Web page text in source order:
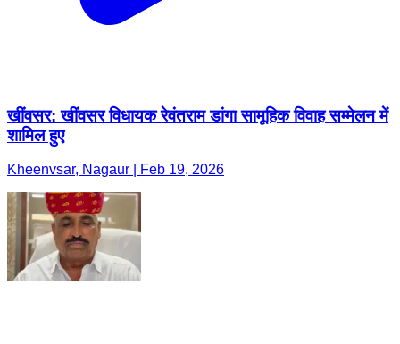
खींवसर: खींवसर विधायक रेवंतराम डांगा सामूहिक विवाह सम्मेलन में
शामिल हुए
Kheenvsar, Nagaur | Feb 19, 2026